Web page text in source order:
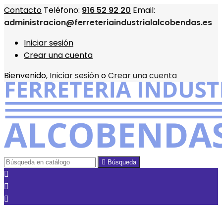
Contacto Teléfono: 916 52 92 20 Email:
administracion@ferreteriaindustrialalcobendas.es
Iniciar sesión
Crear una cuenta
Bienvenido, Iniciar sesiónoCrear una cuenta
 Búsqueda


